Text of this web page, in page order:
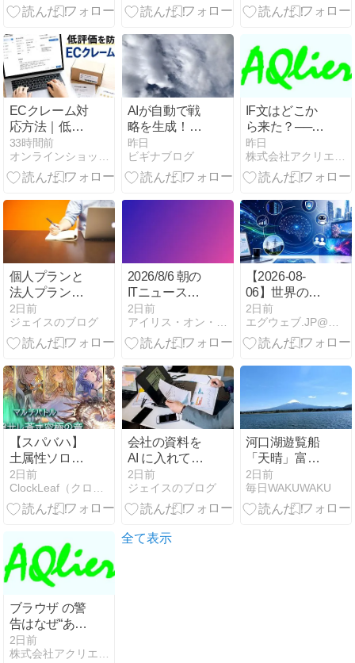
AI、物理AI、
本番運用
に⁉️
ECクレーム対
応方法｜低評
価を防ぐ返信
術
33時間前
オンラインショップの開設構築と運営ガイド
AIが自動で戦
略を生成！
「異国のAI.ス
トラテジービ
ルダー」の特
昨日
ビギナブログ
IF文はどこか
ら来た？──
プログラミン
グ の“条件分
岐”が生まれた
昨日
株式会社アクリエ AQlier
個人プランと
法人プラン、
会社の業務で
は何が違うの
か（2026年8
2日前
ジェイスのブログ
2026/8/6 朝の
ITニュースま
とめ
2日前
アイリス・オン・ブックレスト
【2026-08-
06】世界のAI
最新ニュー
ス：役割別
AI、本番設
2日前
エグウェブ.JP@福岡／WEB分析・セミナー・講座・WEB…
【スパバハ】
土属性ソロ、
アンドロメダ
入りライフォ
編成の紹介
2日前
ClockLeaf（クロックリーフ）
会社の資料を
AI に入れてい
いのか、各サ
ービスの規約
を調べた
時点）
2日前
ジェイスのブログ
河口湖遊覧船
「天晴」富士
山絶景クルー
ズ案内｜Lake
Kawaguchi
2日前
毎日WAKUWAKU
ブラウザ の警
告はなぜ“あい
まい”なのか：
HTTPSと混在
2日前
株式会社アクリエ AQlier
全て表示